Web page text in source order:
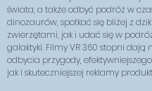
świata, a także odbyć podróż w
dinozaurów, spotkać się bliżej z
zwierzętami, jak i udać się w
galaktyki. Filmy VR 360 stopni dają
odbycia przygody,
jak i skuteczniejszej reklamy